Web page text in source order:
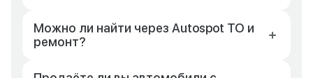
Можно ли найти через Autospot ТО и
ремонт?